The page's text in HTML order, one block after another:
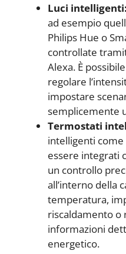
Luci intelligenti:
ad esempio
Philips Hue o
controllate
Alexa. È
regolare
impostare
semplicemente
Termostati
intelligenti come
essere integrati
un controllo
all’interno della
temperatura,
riscaldamento
informazioni
energetico.